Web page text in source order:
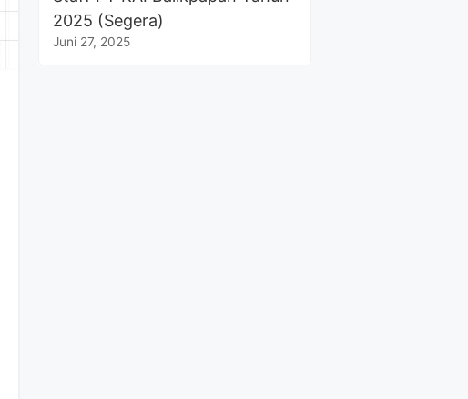
2025 (Segera)
Juni 27, 2025